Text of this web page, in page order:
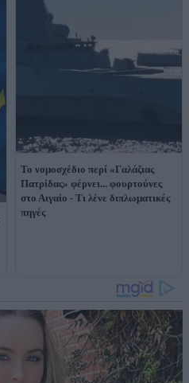
Το νομοσχέδιο περί «Γαλάζιας
Πατρίδας» φέρνει... φουρτούνες
στο Αιγαίο - Τι λένε διπλωματικές
πηγές